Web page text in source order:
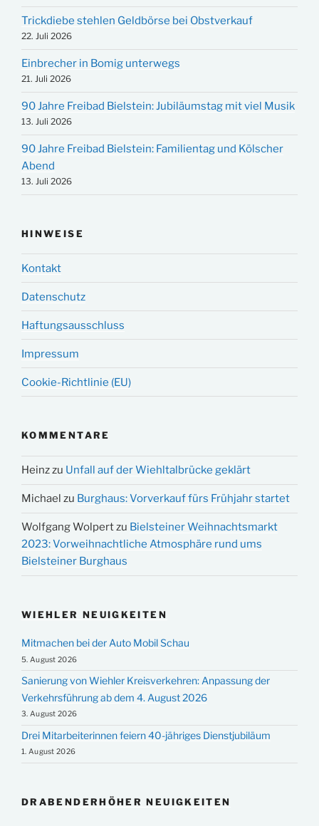
Trickdiebe stehlen Geldbörse bei Obstverkauf
22. Juli 2026
Einbrecher in Bomig unterwegs
21. Juli 2026
90 Jahre Freibad Bielstein: Jubiläumstag mit viel Musik
13. Juli 2026
90 Jahre Freibad Bielstein: Familientag und Kölscher
Abend
13. Juli 2026
HINWEISE
Kontakt
Datenschutz
Haftungsausschluss
Impressum
Cookie-Richtlinie (EU)
KOMMENTARE
Heinzzu Unfall auf der Wiehltalbrücke geklärt
Michael zu Burghaus: Vorverkauf fürs Frühjahr startet
Wolfgang Wolpertzu Bielsteiner Weihnachtsmarkt
2023: Vorweihnachtliche Atmosphäre rund ums
Bielsteiner Burghaus
WIEHLER NEUIGKEITEN
Mitmachen bei der Auto Mobil Schau
5. August 2026
Sanierung von Wiehler Kreisverkehren: Anpassung der
Verkehrsführung ab dem 4. August 2026
3. August 2026
Drei Mitarbeiterinnen feiern 40-jähriges Dienstjubiläum
1. August 2026
DRABENDERHÖHER NEUIGKEITEN